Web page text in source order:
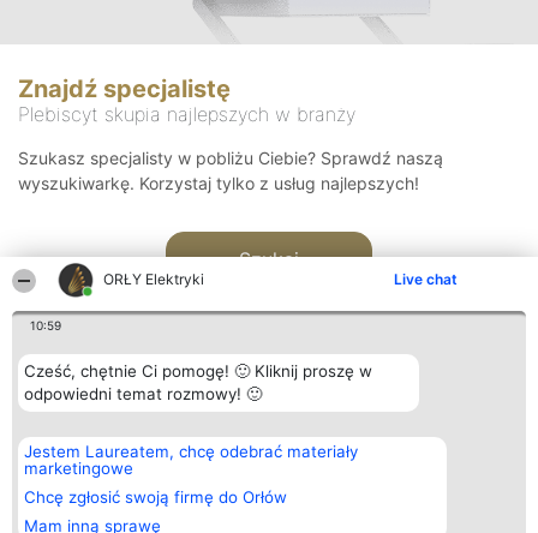
ORŁY Elektryki Live chat
10:59
Cześć, chętnie Ci pomogę! 🙂 Kliknij proszę w
odpowiedni temat rozmowy! 🙂
Jestem Laureatem, chcę odebrać materiały
marketingowe
Chcę zgłosić swoją firmę do Orłów
Mam inną sprawę
Znajdź specjalistę
Plebiscyt skupia najlepszych w branży
Szukasz specjalisty w pobliżu Ciebie? Sprawdź naszą
wyszukiwarkę. Korzystaj tylko z usług najlepszych!
Szukaj
Organizator plebiscytu
Bright Side Solutions sp. z o.
o. sp. k.
ul. Ruska 22
Wrocław 50-079
KRS 0000749100 | Regon
Plebiscyt
Laureaci
wszystkich
Laureatów
Kontakt
Kontakt